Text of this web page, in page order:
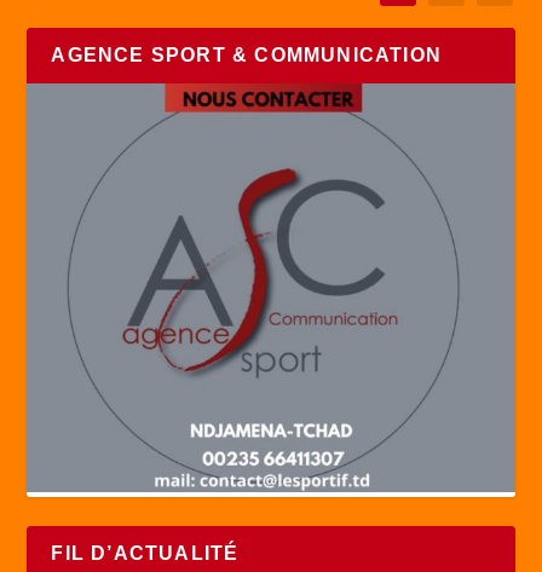
AGENCE SPORT & COMMUNICATION
FIL D’ACTUALITÉ